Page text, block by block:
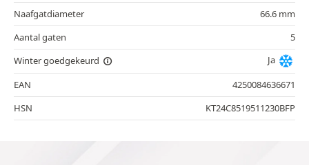
Naafgatdiameter
66.6 mm
Aantal gaten
5
Winter goedgekeurd
Ja
EAN
4250084636671
HSN
KT24C8519511230BFP